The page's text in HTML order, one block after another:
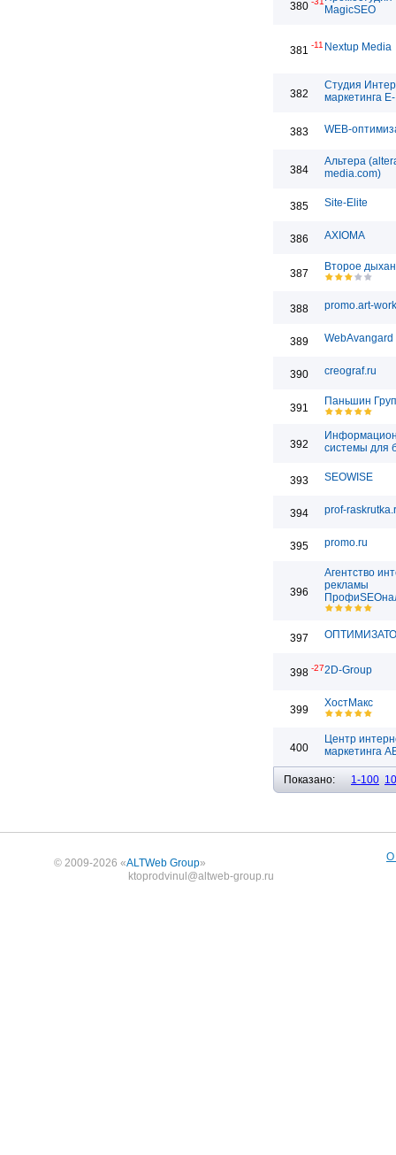
380
MagicSEO
381 -11 Nextup Media
382
Студия
маркетинга
383 WEB-
384
Альтера
media.com)
385 Site-Elite
386 AXIOMA
387
Второе
388 promo.art-
389 WebAvangard
390 creograf.ru
391
Паньшин
392
системы для
393 SEOWISE
394 prof-
395 promo.ru
396
Агентство
рекламы
397
398 -272D-Group
399
ХостМакс
400
Центр
маркетинга
Показано: 1-100
© 2009-2026 «ALTWeb Group»
ktoprodvinul@altweb-group.ru
О